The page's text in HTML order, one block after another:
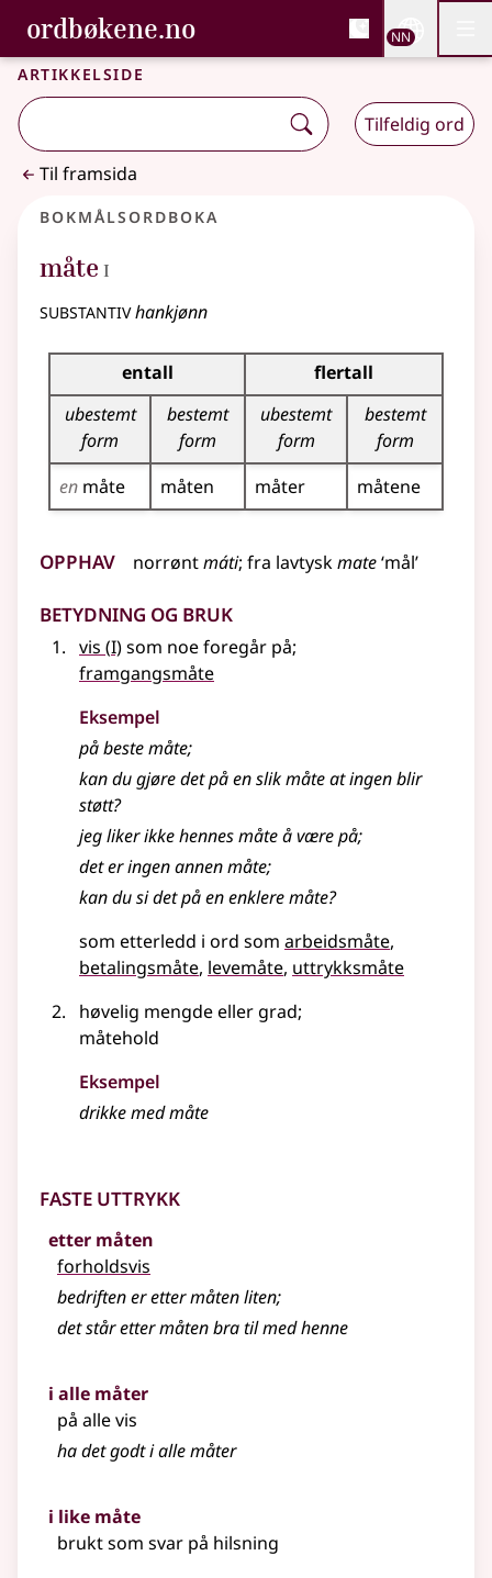
Gå til hovudinnhald
Tilgjenge
ordbøkene.no, Bokmålsordboka og
Bokmålsordboka og Nynorskordboka
NN
Artikkelside
Tilfeldig ord
Til framsida
Bokmålsordboka
måte 1
I
substantivhankjønn
Bøyingstabell for dette substantivet
entall
flertall
ubestemt
form
bestemt
form
ubestemt
form
bestemt
form
en måte måten måter måtene
Opphav norrøntmáti; fra lavtyskmate‘mål’
Betydning og bruk
vis (1
I)som noe foregår på;
framgangsmåte
Eksempel
på beste måte;
kan du gjøre det på en slikmåteat ingen blir
støtt?
jeg liker ikke hennesmåteå være på;
det er ingen annenmåte;
kan du si det på en enkleremåte?
som etterledd i ord som arbeidsmåte
betalingsmåte levemåte uttrykksmåte
høvelig mengdeeller grad;
måtehold
Eksempel
drikke medmåte
Faste uttrykk
etter måten
forholdsvis
bedriften er etter måten liten;
det står ettermåtenbra til med henne
i alle måter
på alle vis
ha det godt i alle måter
i like måte
brukt som svar på hilsning